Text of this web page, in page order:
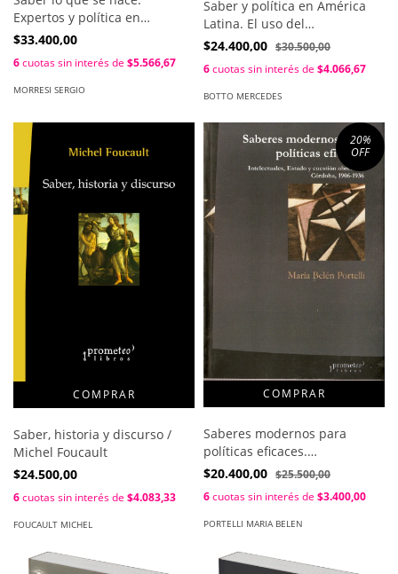
Expertos y política en
Argentina / Morresi Sergio ,
$33.400,00
6cuotas sin interés de $5.566,67
MORRESI SERGIO
Saber y política en América
Latina. El uso del
conocimiento en las
Mercedes
$24.400,00 $30.500,00
6cuotas sin interés de $4.066,67
BOTTO MERCEDES
Saber, historia y discurso /
Michel Foucault
$24.500,00
6cuotas sin interés de $4.083,33
FOUCAULT MICHEL
20%
OFF
Saberes modernos para
políticas eficaces.
Intelectuales, Estado y
Portelli Maria Belen
$20.400,00 $25.500,00
6cuotas sin interés de $3.400,00
PORTELLI MARIA BELEN